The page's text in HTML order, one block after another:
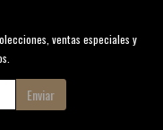
ventas especiales y
Enviar